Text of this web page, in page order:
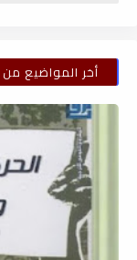
أخر المواضيع